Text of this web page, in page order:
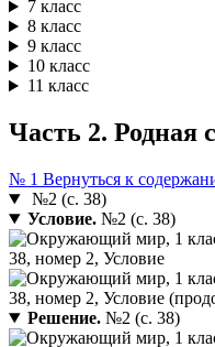
7 класс
8 класс
9 класс
10 класс
11 класс
Часть 2. Родная
№ 1 Вернуться к
№2 (с. 38)
Условие.№2 (с. 38)
Решение.№2 (с. 38)